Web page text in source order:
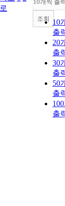
10개씩 출
10
출
20
출
30
출
50
출
출
조회